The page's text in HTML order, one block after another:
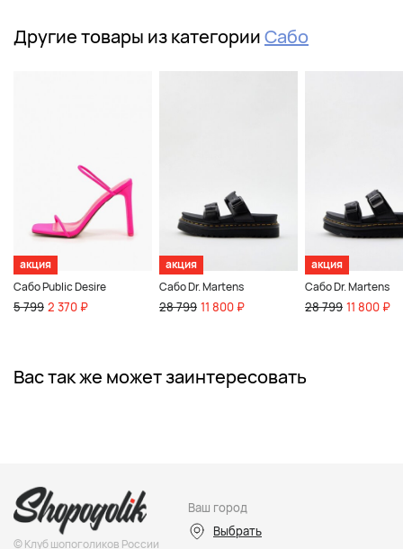
Другие товары из категорииСабо
акция
Сабо Public Desire
5 799 2 370 ₽
акция
Сабо Dr. Martens
28 799 11 800 ₽
акция
Сабо Dr. Martens
28 799 11 800 ₽
Вас так же может заинтересовать
© Клуб шопоголиков России
Ваш город
Выбрать